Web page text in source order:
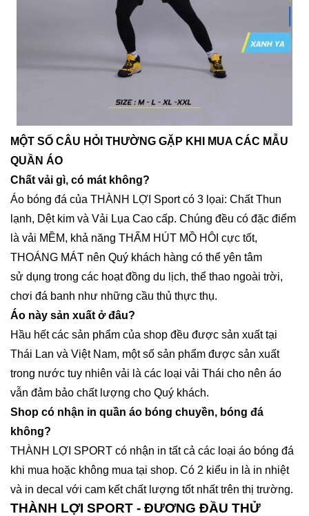
MỘT SỐ CÂU HỎI THƯỜNG GẶP KHI MUA CÁC MẪU
QUẦN ÁO
Chất vải gì, có mát không?
Áo bóng đá của THÀNH LỢI Sport có 3 lọai: Chất Thun
lạnh, Dệt kim và Vải Lụa Cao cấp. Chúng đều có đặc điểm
là vải MỀM, khả năng THẤM HÚT MỒ HÔI cực tốt,
THOÁNG MÁT nên Quý khách hàng có thể yên tâm
sử dụng trong các hoạt đồng du lịch, thể thao ngoài trời,
chơi đá banh như những cầu thủ thực thụ.
Áo này sản xuất ở đâu?
Hầu hết các sản phẩm của shop đều được sản xuất tại
Thái Lan và Việt Nam, một số sản phẩm được sản xuất
trong nước tuy nhiên vải là các loại vải Thái cho nên áo
vẫn đảm bảo chất lượng cho Quý khách.
Shop có nhận in quần áo bóng chuyền, bóng đá
không?
THÀNH LỢI SPORT có nhận in tất cả các loại áo bóng đá
khi mua hoặc không mua tại shop. Có 2 kiểu in là in nhiệt
và in decal với cam kết chất lượng tốt nhất trên thị trường.
THÀNH LỢI SPORT - ĐƯƠNG ĐẦU THỬ